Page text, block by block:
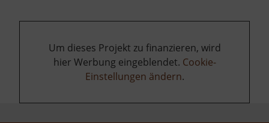
Um dieses Projekt zu finanzieren, wird
hier Werbung eingeblendet. Cookie-
Einstellungen ändern.